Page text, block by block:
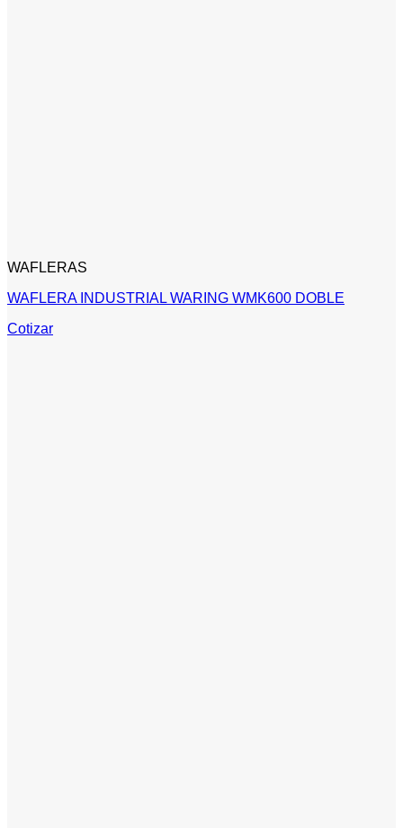
WAFLERAS
WAFLERA INDUSTRIAL WARING WMK600 DOBLE
Cotizar